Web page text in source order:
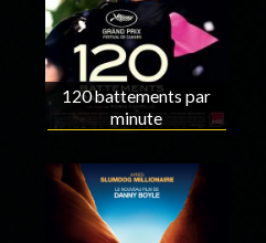
120 battements par
minute